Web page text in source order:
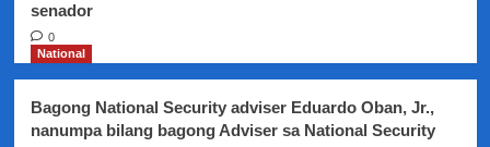
SONA
ni
senador
0
National
Bagong National Security adviser Eduardo Oban, Jr.,
nanumpa bilang bagong Adviser sa National Security